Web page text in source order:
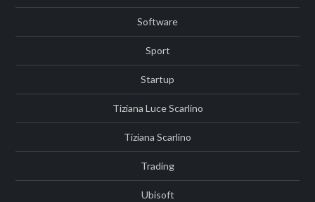
Software
Sport
Startup
Tiziana Luce Scarlino
Tiziana Scarlino
Trading
Ubisoft